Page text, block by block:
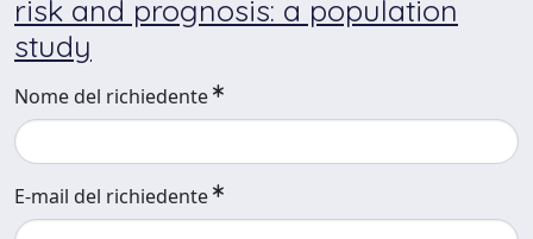
risk and prognosis: a population
study
Nome del richiedente
E-mail del richiedente